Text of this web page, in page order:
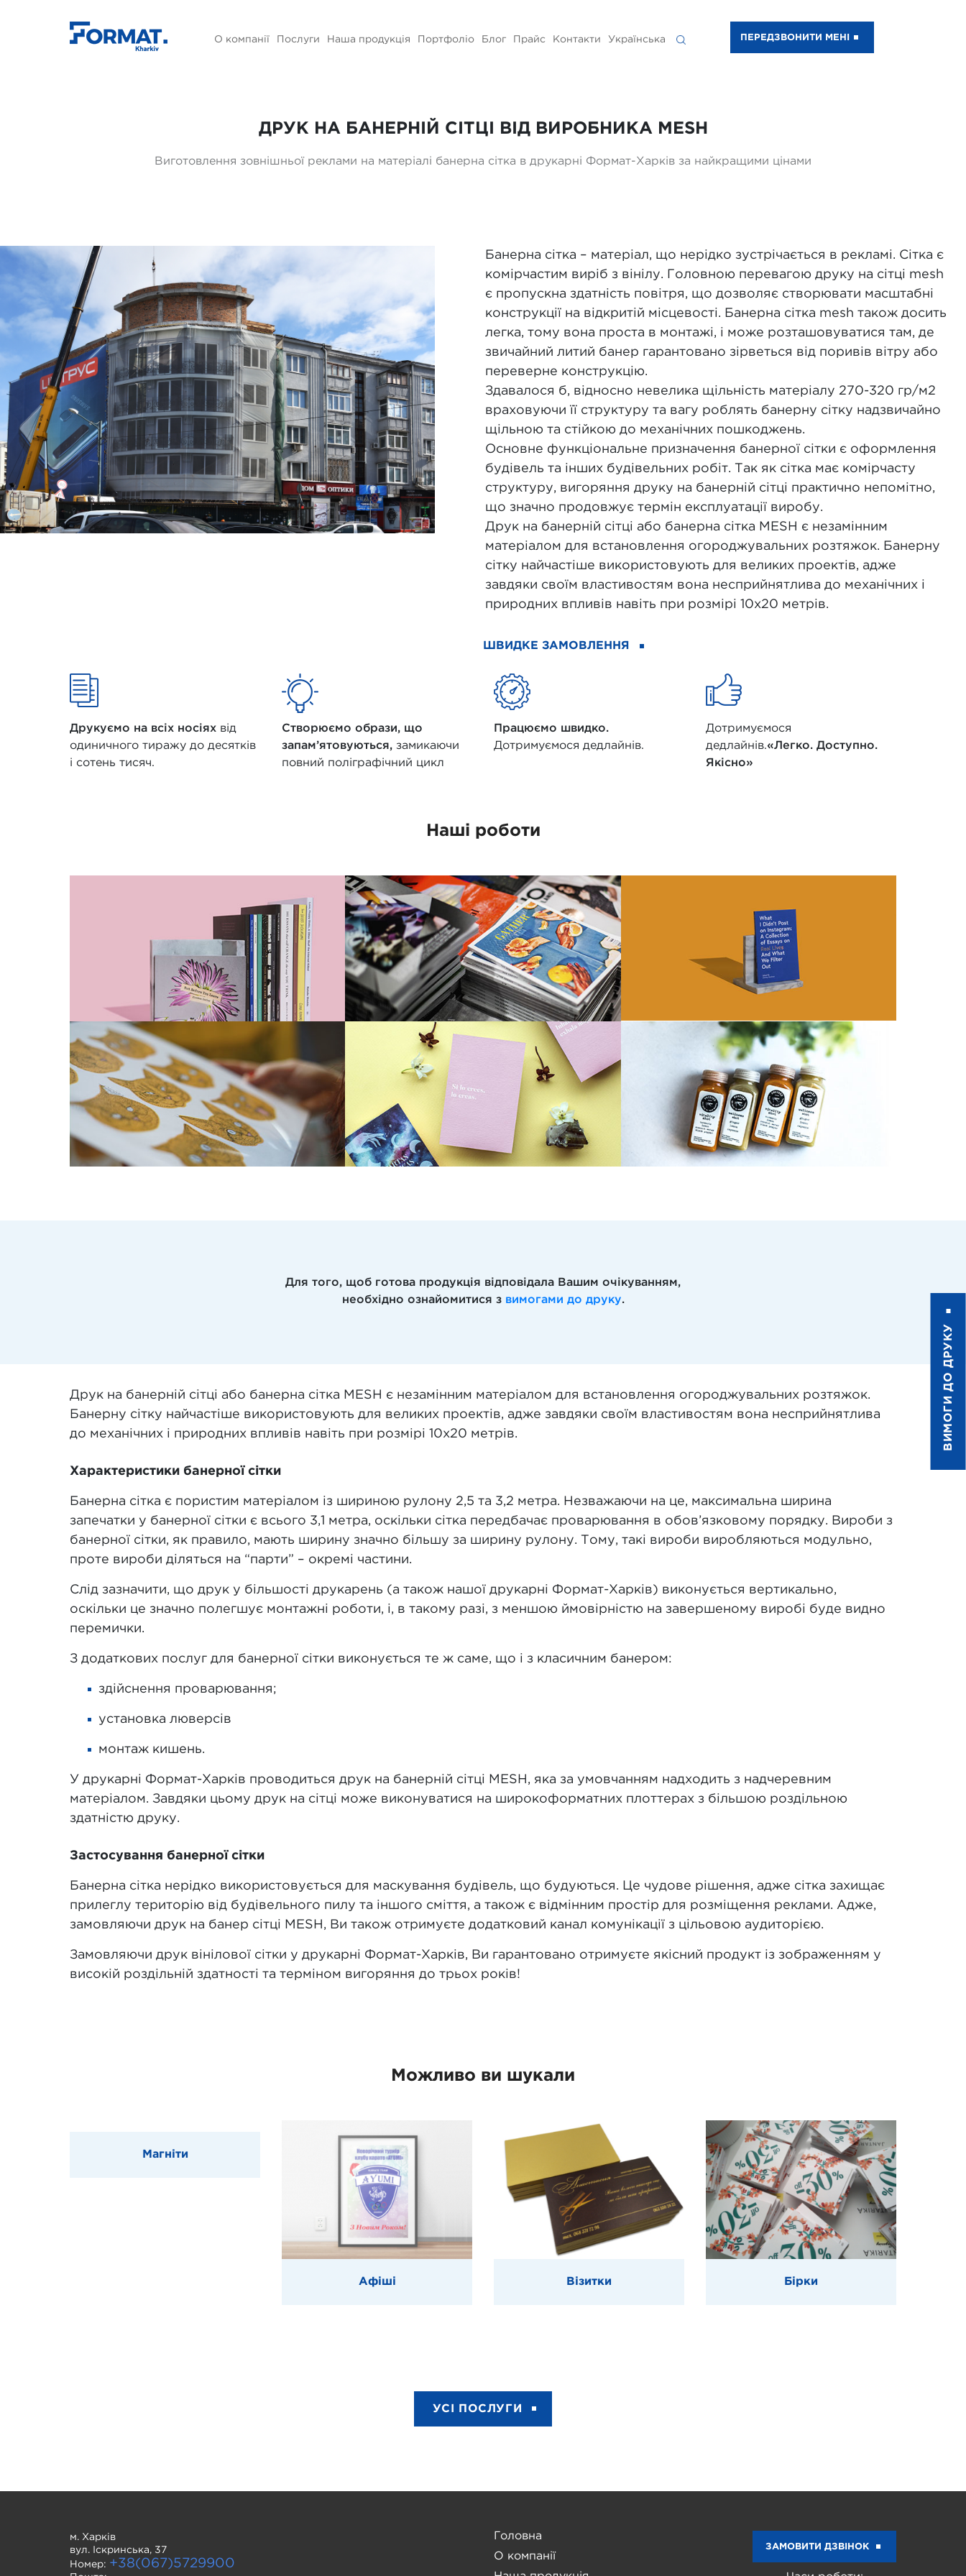
О компанії Послуги Наша продукція Портфоліо Блог Прайс Контакти Українська ПЕРЕДЗВОНИТИ МЕНІ
ДРУК НА БАНЕРНІЙ СІТЦІ ВІД ВИРОБНИКА MESH
Виготовлення зовнішньої реклами на матеріалі банерна сітка в друкарні Формат-Харків за найкращими цінами
Банерна сітка – матеріал, що нерідко зустрічається в рекламі. Сітка є
комірчастим виріб з вінілу. Головною перевагою друку на сітці mesh
є пропускна здатність повітря, що дозволяє створювати масштабні
конструкції на відкритій місцевості. Банерна сітка mesh також досить
легка, тому вона проста в монтажі, і може розташовуватися там, де
звичайний литий банер гарантовано зірветься від поривів вітру або
переверне конструкцію.
Здавалося б, відносно невелика щільність матеріалу 270-320 гр/м2
враховуючи її структуру та вагу роблять банерну сітку надзвичайно
щільною та стійкою до механічних пошкоджень.
Основне функціональне призначення банерної сітки є оформлення
будівель та інших будівельних робіт. Так як сітка має комірчасту
структуру, вигоряння друку на банерній сітці практично непомітно,
що значно продовжує термін експлуатації виробу.
Друк на банерній сітці або банерна сітка MESH є незамінним
матеріалом для встановлення огороджувальних розтяжок. Банерну
сітку найчастіше використовують для великих проектів, адже
завдяки своїм властивостям вона несприйнятлива до механічних і
природних впливів навіть при розмірі 10х20 метрів.
ШВИДКЕ ЗАМОВЛЕННЯ
Друкуємо на всіх носіях від
одиничного тиражу до десятків
і сотень тисяч.
Створюємо образи, що
запам’ятовуються, замикаючи
повний поліграфічний цикл
Працюємо швидко.
Дотримуємося дедлайнів.
Дотримуємося
дедлайнів.«Легко. Доступно.
Якісно»
Наші роботи
Для того, щоб готова продукція відповідала Вашим очікуванням,
необхідно ознайомитися з вимогами до друку.
Друк на банерній сітці або банерна сітка MESH є незамінним матеріалом для встановлення огороджувальних розтяжок.
Банерну сітку найчастіше використовують для великих проектів, адже завдяки своїм властивостям вона несприйнятлива
до механічних і природних впливів навіть при розмірі 10х20 метрів.
Характеристики банерної сітки
Банерна сітка є пористим матеріалом із шириною рулону 2,5 та 3,2 метра. Незважаючи на це, максимальна ширина
запечатки у банерної сітки є всього 3,1 метра, оскільки сітка передбачає проварювання в обов’язковому порядку. Вироби з
банерної сітки, як правило, мають ширину значно більшу за ширину рулону. Тому, такі вироби виробляються модульно,
проте вироби діляться на “парти” – окремі частини.
Слід зазначити, що друк у більшості друкарень (а також нашої друкарні Формат-Харків) виконується вертикально,
оскільки це значно полегшує монтажні роботи, і, в такому разі, з меншою ймовірністю на завершеному виробі буде видно
перемички.
З додаткових послуг для банерної сітки виконується те ж саме, що і з класичним банером:
здійснення проварювання;
установка люверсів
монтаж кишень.
У друкарні Формат-Харків проводиться друк на банерній сітці MESH, яка за умовчанням надходить з надчеревним
матеріалом. Завдяки цьому друк на сітці може виконуватися на широкоформатних плоттерах з більшою роздільною
здатністю друку.
Застосування банерної сітки
Банерна сітка нерідко використовується для маскування будівель, що будуються. Це чудове рішення, адже сітка захищає
прилеглу територію від будівельного пилу та іншого сміття, а також є відмінним простір для розміщення реклами. Адже,
замовляючи друк на банер сітці MESH, Ви також отримуєте додатковий канал комунікації з цільовою аудиторією.
Замовляючи друк вінілової сітки у друкарні Формат-Харків, Ви гарантовано отримуєте якісний продукт із зображенням у
високій роздільній здатності та терміном вигоряння до трьох років!
Можливо ви шукали
Магніти
Афіші Візитки Бірки
УСІ ПОСЛУГИ
м. Харків
вул. Іскринська, 37
Номер: +38(067)5729900
Головна
О компанії
ЗАМОВИТИ ДЗВІНОК
ВИМОГИ ДО ДРУКУ